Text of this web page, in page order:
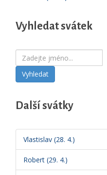
Vyhledat svátek
Vyhledat
Další svátky
Vlastislav (28. 4.)
Robert (29. 4.)